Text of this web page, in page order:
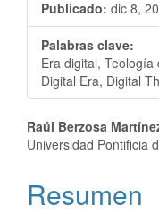
Publicado: dic 8,
Palabras clave:
Era digital,
Digital Era, Digital
Raúl Berzosa
Universidad Pontificia
Resumen